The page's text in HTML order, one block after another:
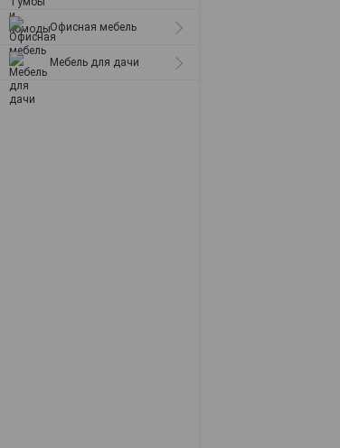
Офисная мебель
Мебель для дачи